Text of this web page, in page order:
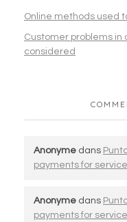
Online methods used
Customer problems
considered
Anonyme dans
payments for
Anonyme dans
payments for